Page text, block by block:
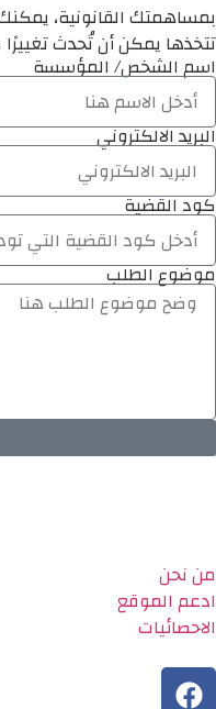
بمساهمتك القانونية،
تتخذها يمكن أن تُحدث تغييرًا
اسم الشخص/ المؤسسة
البريد الالكتروني
كود القضية
موضوع الطلب
من نحن
ادعم الموقع
الاحصائيات